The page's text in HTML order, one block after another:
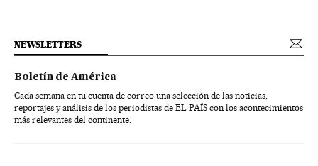
NEWSLETTERS
Boletín de América
Cada semana en tu cuenta de correo una selección de las noticias,
reportajes y análisis de los periodistas de EL PAÍS con los acontecimientos
más relevantes del continente.